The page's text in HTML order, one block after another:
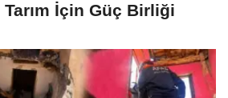
İçin Güç Birliği